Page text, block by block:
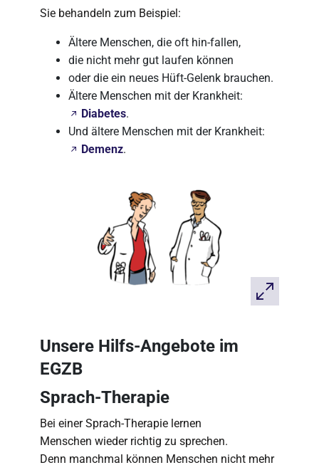
Sie behandeln zum Beispiel:
Ältere Menschen, die oft hin-fallen,
die nicht mehr gut laufen können
oder die ein neues Hüft-Gelenk brauchen.
Ältere Menschen mit der Krankheit:
Diabetes.
Und ältere Menschen mit der Krankheit:
Demenz.
Unsere Hilfs-Angebote im
EGZB
Sprach-Therapie
Bei einer Sprach-Therapie lernen
Menschen wieder richtig zu sprechen.
Denn manchmal können Menschen nicht mehr